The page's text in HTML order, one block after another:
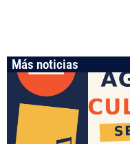
Más noticias